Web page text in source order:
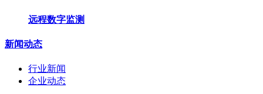
远程数字监测
新闻动态
行业新闻
企业动态